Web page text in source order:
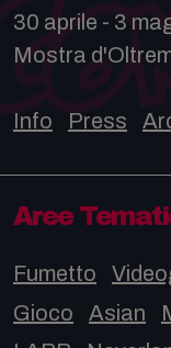
30 aprile - 3
Mostra
Info Press
Aree
Fumetto
Gioco
Asian